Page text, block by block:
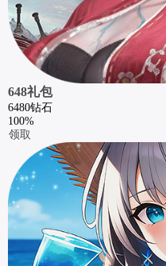
648礼包
6480钻石
100%
领取